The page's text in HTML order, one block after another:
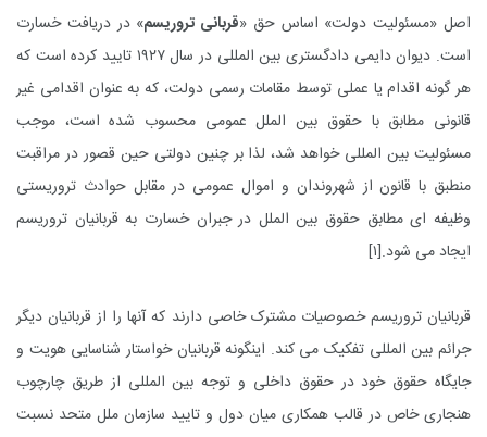
اصل «مسئولیت دولت» اساس حق «قربانی تروریسم» در دریافت خسارت
است. دیوان دایمی دادگستری بین المللی در سال ۱۹۲۷ تایید کرده است که
هر گونه اقدام یا عملی توسط مقامات رسمی دولت، که به عنوان اقدامی غیر
قانونی مطابق با حقوق بین الملل عمومی محسوب شده است، موجب
مسئولیت بین المللی خواهد شد، لذا بر چنین دولتی حین قصور در مراقبت
منطبق با قانون از شهروندان و اموال عمومی در مقابل حوادث تروریستی
وظیفه ای مطابق حقوق بین الملل در جبران خسارت به قربانیان تروریسم
ایجاد می شود.[۱]
قربانیان تروریسم خصوصیات مشترک خاصی دارند که آنها را از قربانیان دیگر
جرائم بین المللی تفکیک می کند. اینگونه قربانیان خواستار شناسایی هویت و
جایگاه حقوق خود در حقوق داخلی و توجه بین المللی از طریق چارچوب
هنجاری خاص در قالب همکاری میان دول و تایید سازمان ملل متحد نسبت